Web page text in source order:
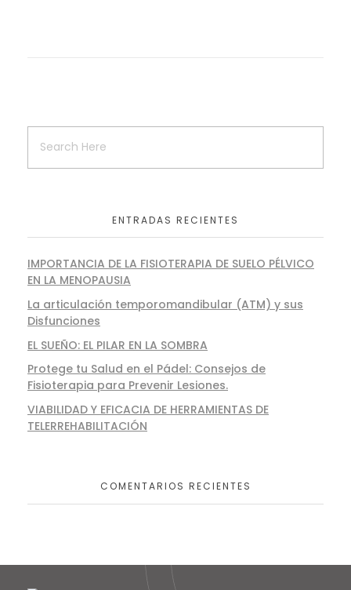
ENTRADAS RECIENTES
IMPORTANCIA DE LA FISIOTERAPIA DE SUELO PÉLVICO
EN LA MENOPAUSIA
La articulación temporomandibular (ATM) y sus
Disfunciones
EL SUEÑO: EL PILAR EN LA SOMBRA
Protege tu Salud en el Pádel: Consejos de
Fisioterapia para Prevenir Lesiones.
VIABILIDAD Y EFICACIA DE HERRAMIENTAS DE
TELERREHABILITACIÓN
COMENTARIOS RECIENTES